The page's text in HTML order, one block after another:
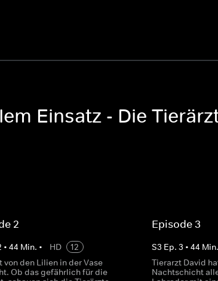
Einsatz - Die
2
•44 Min. • HD
12
von den Lilien in der Vase
Ob das gefährlich für die
Episode 3
S3 Ep. 3 • 44 Min.
Tierarzt David
Nachtschicht